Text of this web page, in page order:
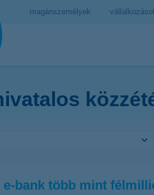
magánszemélyek
e-bank több mint